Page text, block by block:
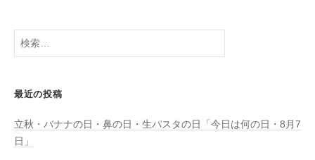
検
最近の投稿
立秋・バナナの日・鼻の日・生パスタの日「今日は何の日・8月7
日」